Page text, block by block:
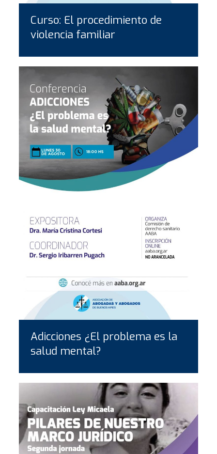
Curso: El procedimiento de
violencia familiar
Adicciones ¿El problema es la
salud mental?